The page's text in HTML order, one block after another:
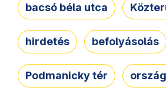
bacsó béla utca
hirdetés befolyásolás
Podmanicky tér